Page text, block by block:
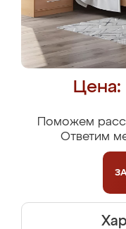
Поможем
Ответим